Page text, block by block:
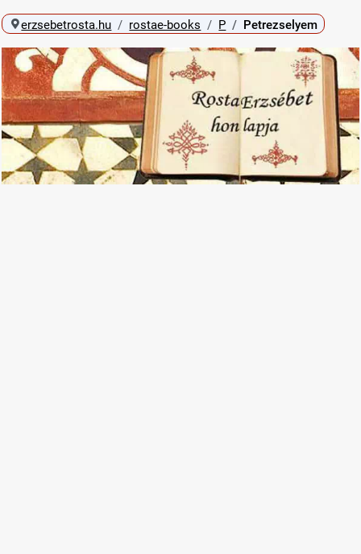
erzsebetrosta.hu rostae-books P Petrezselyem